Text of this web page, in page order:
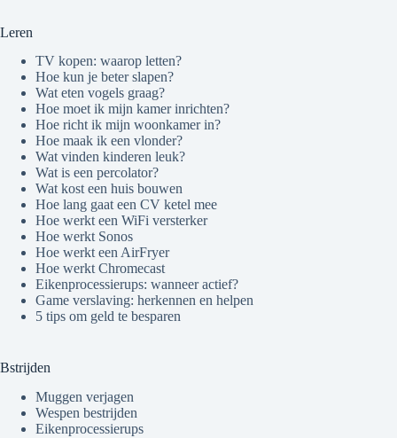
Leren
TV kopen: waarop letten?
Hoe kun je beter slapen?
Wat eten vogels graag?
Hoe moet ik mijn kamer inrichten?
Hoe richt ik mijn woonkamer in?
Hoe maak ik een vlonder?
Wat vinden kinderen leuk?
Wat is een percolator?
Wat kost een huis bouwen
Hoe lang gaat een CV ketel mee
Hoe werkt een WiFi versterker
Hoe werkt Sonos
Hoe werkt een AirFryer
Hoe werkt Chromecast
Eikenprocessierups: wanneer actief?
Game verslaving: herkennen en helpen
5 tips om geld te besparen
Bstrijden
Muggen verjagen
Wespen bestrijden
Eikenprocessierups